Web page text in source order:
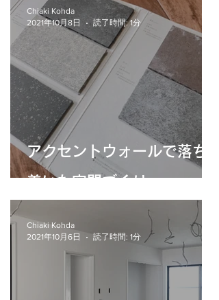
アクセントウォールで落ち
着いた空間づくり。
Chiaki Kohda
2021年10月8日
読了時間: 1分
Chiaki Kohda
2021年10月6日
読了時間: 1分